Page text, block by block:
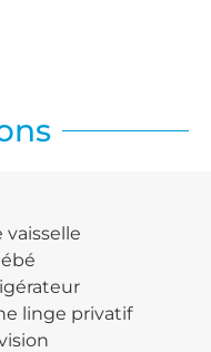
vaisselle
linge privatif